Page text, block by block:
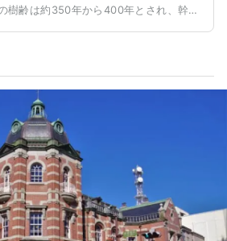
樹齢は約350年から400年とされ、幹周
されており、盛岡市を象徴する自然の
春に盛岡を訪れる際には、ぜひこの生
る奇跡の桜を見逃さないでください。
から美しい花を咲かせる姿に心を打た
しょう。